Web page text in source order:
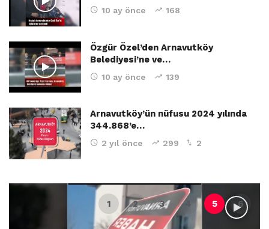
10 ay önce 168
Özgür Özel’den Arnavutköy
Belediyesi’ne ve…
10 ay önce 139
Arnavutköy’ün nüfusu 2024 yılında
344.868’e…
2 yıl önce 299 2